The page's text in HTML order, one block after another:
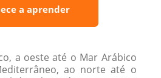
a aprender
a oeste até o Mar Arábico
ao norte até o